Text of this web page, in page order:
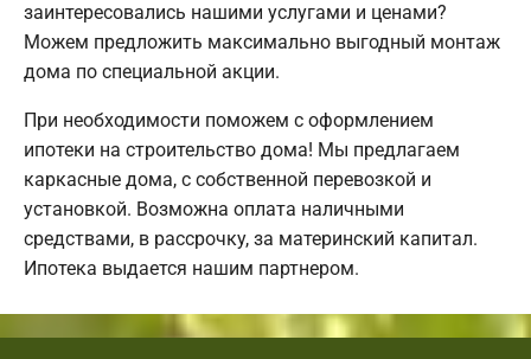
заинтересовались нашими услугами и ценами?
Можем предложить максимально выгодный монтаж
дома по специальной акции.
При необходимости поможем с оформлением
ипотеки на строительство дома! Мы предлагаем
каркасные дома, с собственной перевозкой и
установкой. Возможна оплата наличными
средствами, в рассрочку, за материнский капитал.
Ипотека выдается нашим партнером.